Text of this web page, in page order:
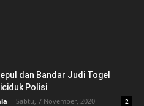
dan Bandar Judi Togel
Polisi
- Sabtu, 7 November, 2020 2